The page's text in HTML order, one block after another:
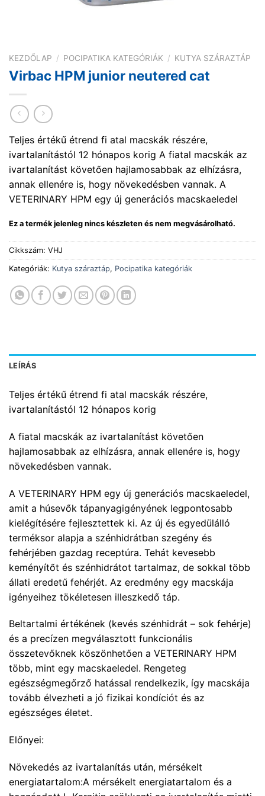
KEZDŐLAP / POCIPATIKA KATEGÓRIÁK / KUTYA SZÁRAZTÁP
Virbac HPM junior neutered cat
Teljes értékű étrend fi atal macskák részére,
ivartalanítástól 12 hónapos korig A fiatal macskák az
ivartalanítást követően hajlamosabbak az elhízásra,
annak ellenére is, hogy növekedésben vannak. A
VETERINARY HPM egy új generációs macskaeledel
Ez a termék jelenleg nincs készleten és nem megvásárolható.
Cikkszám: VHJ
Kategóriák: Kutya száraztáp, Pocipatika kategóriák
LEÍRÁS
Teljes értékű étrend fi atal macskák részére,
ivartalanítástól 12 hónapos korig
A fiatal macskák az ivartalanítást követően
hajlamosabbak az elhízásra, annak ellenére is, hogy
növekedésben vannak.
A VETERINARY HPM egy új generációs macskaeledel,
amit a húsevők tápanyagigényének legpontosabb
kielégítésére fejlesztettek ki. Az új és egyedülálló
terméksor alapja a szénhidrátban szegény és
fehérjében gazdag receptúra. Tehát kevesebb
keményítőt és szénhidrátot tartalmaz, de sokkal több
állati eredetű fehérjét. Az eredmény egy macskája
igényeihez tökéletesen illeszkedő táp.
Beltartalmi értékének (kevés szénhidrát – sok fehérje)
és a precízen megválasztott funkcionális
összetevőknek köszönhetően a VETERINARY HPM
több, mint egy macskaeledel. Rengeteg
egészségmegőrző hatással rendelkezik, így macskája
tovább élvezheti a jó fizikai kondíciót és az
egészséges életet.
Előnyei:
Növekedés az ivartalanítás után, mérsékelt
energiatartalom:A mérsékelt energiatartalom és a